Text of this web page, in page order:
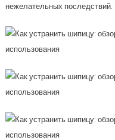
нежелательных последствий.